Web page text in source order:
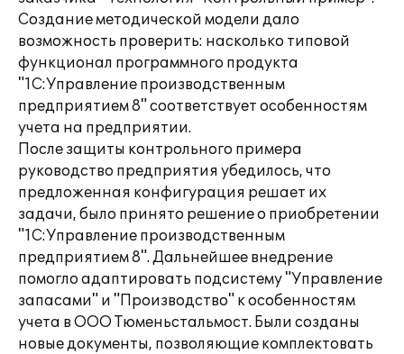
Создание методической модели дало
возможность проверить: насколько типовой
функционал программного продукта
"1С:Управление производственным
предприятием 8" соответствует особенностям
учета на предприятии.
После защиты контрольного примера
руководство предприятия убедилось, что
предложенная конфигурация решает их
задачи, было принято решение о приобретении
"1С:Управление производственным
предприятием 8". Дальнейшее внедрение
помогло адаптировать подсистему "Управление
запасами" и "Производство" к особенностям
учета в ООО Тюменьстальмост. Были созданы
новые документы, позволяющие комплектовать